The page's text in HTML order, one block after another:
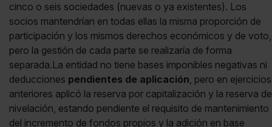
cinco o seis sociedades (nuevas o ya existentes). Los
socios mantendrían en todas ellas la misma proporción de
participación y los mismos derechos económicos y de voto,
pero la gestión de cada parte se realizaría de forma
separada.La entidad no tiene bases imponibles negativas ni
deducciones pendientes de aplicación, pero en ejercicios
anteriores aplicó la reserva por capitalización y la reserva de
nivelación, estando pendiente el requisito de mantenimiento
del incremento de fondos propios y la adición en base